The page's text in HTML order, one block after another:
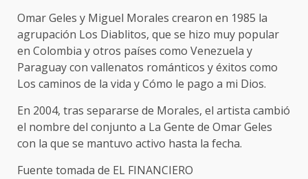
Omar Geles y Miguel Morales crearon en 1985 la
agrupación Los Diablitos, que se hizo muy popular
en Colombia y otros países como Venezuela y
Paraguay con vallenatos románticos y éxitos como
Los caminos de la vida y Cómo le pago a mi Dios.
En 2004, tras separarse de Morales, el artista cambió
el nombre del conjunto a La Gente de Omar Geles
con la que se mantuvo activo hasta la fecha.
Fuente tomada de EL FINANCIERO